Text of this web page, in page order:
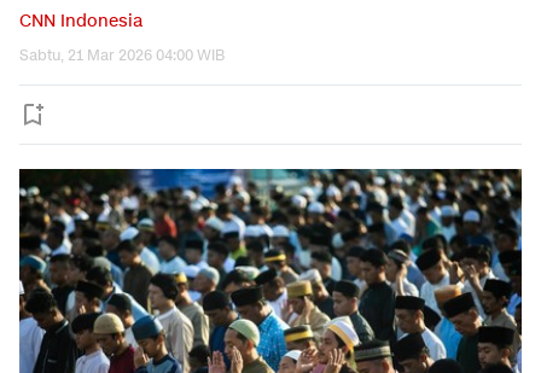
CNN Indonesia
Sabtu, 21 Mar 2026 04:00 WIB